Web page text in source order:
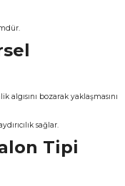
algısını bozarak yaklaşmasını
sağlar.
Tipi